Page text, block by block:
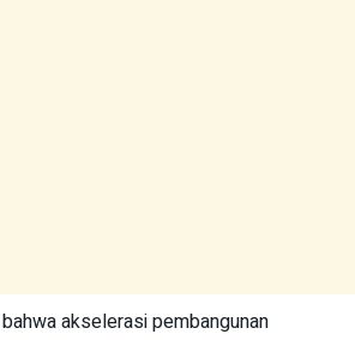
akselerasi pembangunan